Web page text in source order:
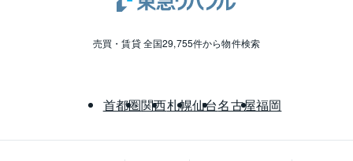
売買・賃貸 全国29,755件から物件検索
首都圏関西札幌仙台名古屋福岡